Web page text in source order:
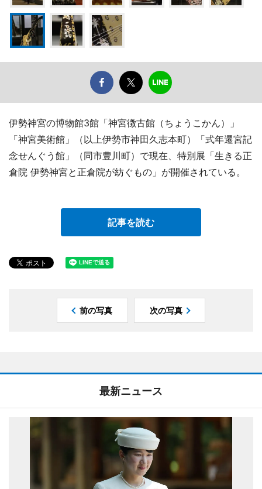
伊勢神宮の博物館3館「神宮徴古館（ちょうこかん）」
「神宮美術館」（以上伊勢市神田久志本町）「式年遷宮記
念せんぐう館」（同市豊川町）で現在、特別展「生きる正
倉院 伊勢神宮と正倉院が紡ぐもの」が開催されている。
記事を読む
前の写真 次の写真
最新ニュース